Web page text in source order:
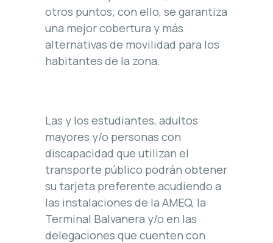
otros puntos; con ello, se garantiza
una mejor cobertura y más
alternativas de movilidad para los
habitantes de la zona.
Las y los estudiantes, adultos
mayores y/o personas con
discapacidad que utilizan el
transporte público podrán obtener
su tarjeta preferente acudiendo a
las instalaciones de la AMEQ, la
Terminal Balvanera y/o en las
delegaciones que cuenten con